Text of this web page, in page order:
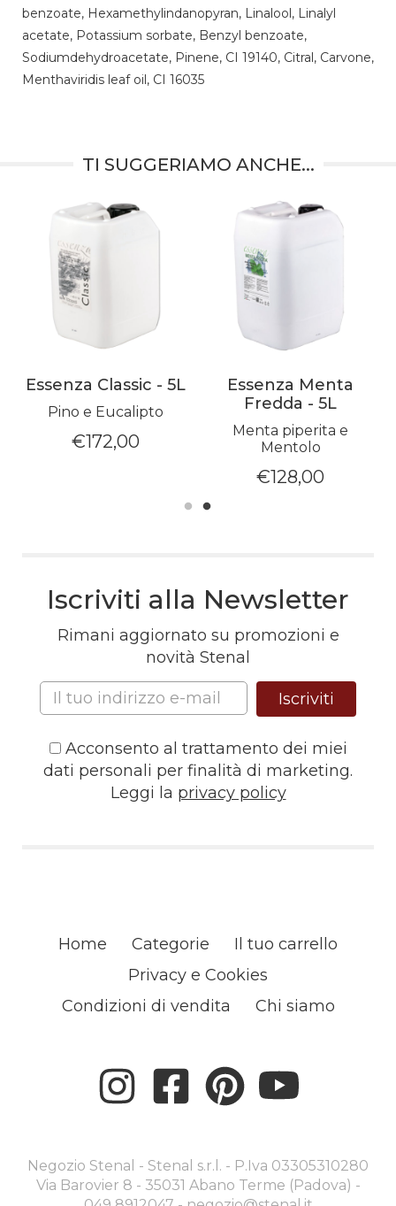
benzoate, Hexamethylindanopyran, Linalool, Linalyl
acetate, Potassium sorbate, Benzyl benzoate,
Sodiumdehydroacetate, Pinene, CI 19140, Citral, Carvone,
Menthaviridis leaf oil, CI 16035
TI SUGGERIAMO ANCHE...
Essenza Classic - 5L
Pino e Eucalipto
€172,00
Essenza Menta
Fredda - 5L
Menta piperita e
Mentolo
€128,00
Iscriviti alla Newsletter
Rimani aggiornato su promozioni e
novità Stenal
Iscriviti
Acconsento al trattamento dei miei
dati personali per finalità di marketing.
Leggi la privacy policy
Home Categorie
Il tuo carrello
Privacy e Cookies
Condizioni di vendita
Chi siamo
Negozio Stenal - Stenal s.r.l. - P.Iva 03305310280
Via Barovier 8 - 35031 Abano Terme (Padova) -